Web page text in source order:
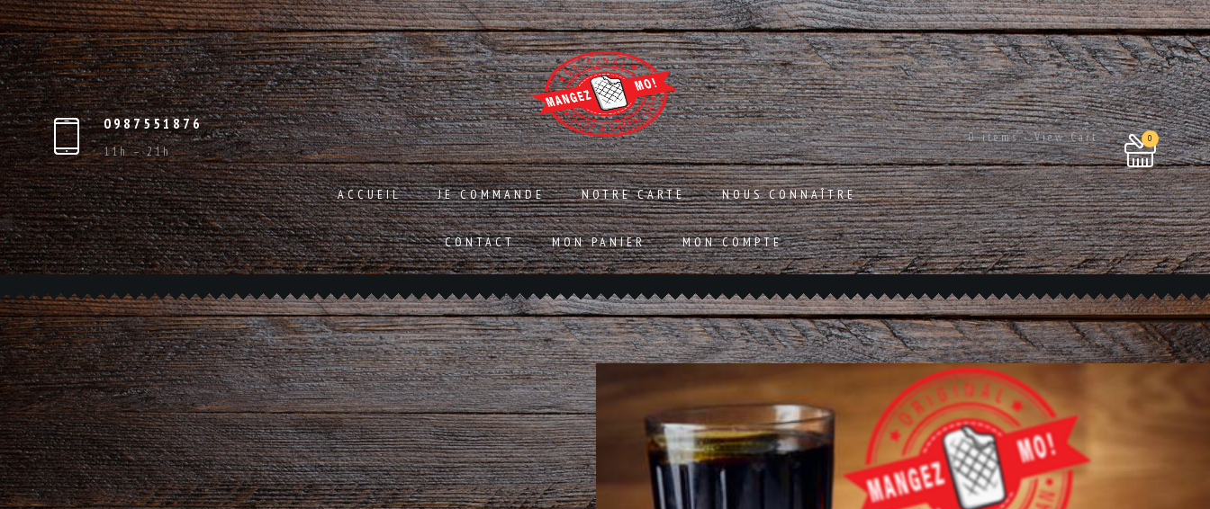
0987551876
11h – 21h
ACCUEIL JE COMMANDE NOTRE CARTE NOUS CONNAÎTRE
CONTACT MON PANIER MON COMPTE
0
0 items - View Cart